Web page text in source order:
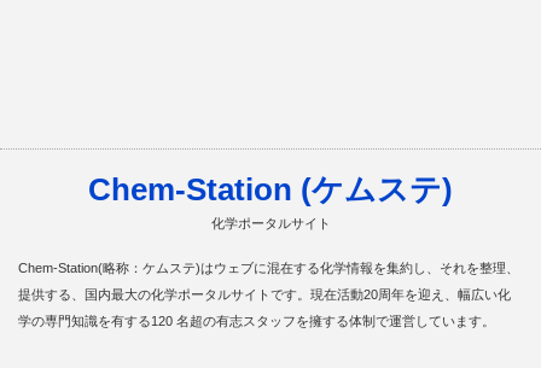
Chem-Station (ケムステ)
化学ポータルサイト
Chem-Station(略称：ケムステ)はウェブに混在する化学情報を集約し、それを整理、
提供する、国内最大の化学ポータルサイトです。現在活動20周年を迎え、幅広い化
学の専門知識を有する120 名超の有志スタッフを擁する体制で運営しています。